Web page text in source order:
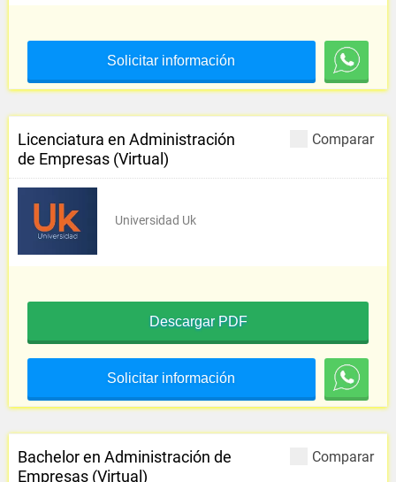
Solicitar información
Comparar
Licenciatura en Administración
de Empresas (Virtual)
Universidad Uk
Descargar PDF
Solicitar información
Comparar
Bachelor en Administración de
Empresas (Virtual)